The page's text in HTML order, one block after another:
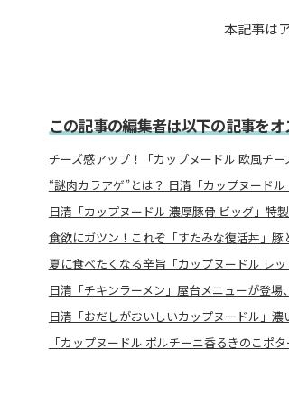
本記事は
この記事の編集者は以下の記事を
チーズ感アップ！「カップヌードル 欧風チ
“謎肉カラアゲ”とは？ 日清「カップヌード
日清「カップヌードル 濃厚豚骨 ビッグ」特
食欲にガツン！これぞ「すたみな復活丼」
夏に食べたくなる辛旨「カップヌードル レ
日清「チキンラーメン」屋台メニューが登
日清「おだしがおいしいカップヌードル」濃
「カップヌードル ポルチーニ香るきのこポ